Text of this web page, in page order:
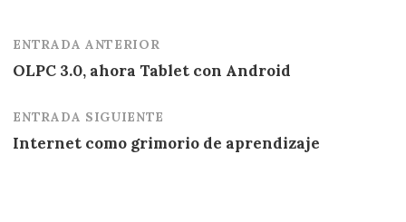
Navegación
de
entradas
ENTRADA ANTERIOR
OLPC 3.0, ahora Tablet con Android
ENTRADA SIGUIENTE
Internet como grimorio de aprendizaje